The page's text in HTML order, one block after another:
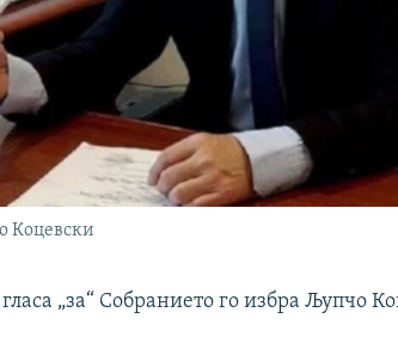
Коцевски
„за“ Собранието го избра Љупчо